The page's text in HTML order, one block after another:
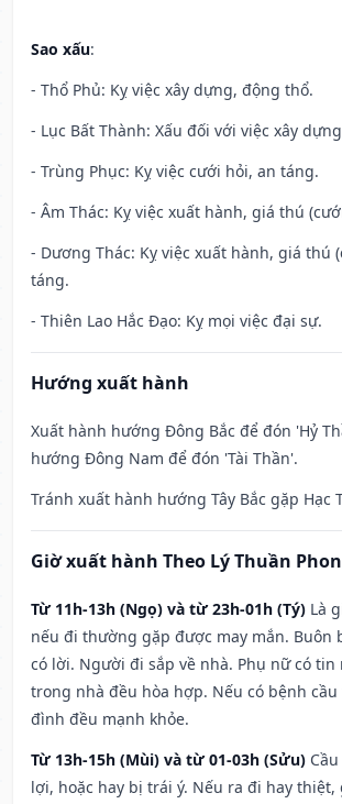
Sao xấu:
- Thổ Phủ: Kỵ việc xây dựng, động thổ.
- Lục Bất Thành: Xấu đối với việc xây
- Trùng Phục: Kỵ việc cưới hỏi, an táng.
- Âm Thác: Kỵ việc xuất hành, giá thú
- Dương Thác: Kỵ việc xuất hành, giá thú
táng.
- Thiên Lao Hắc Đạo: Kỵ mọi việc đại sự.
Hướng xuất hành
Xuất hành hướng Đông Bắc để đón 'Hỷ
hướng Đông Nam để đón 'Tài Thần'.
Tránh xuất hành hướng Tây Bắc gặp Hạc
Giờ xuất hành Theo Lý Thuần
Từ 11h-13h (Ngọ) và từ 23h-01h (Tý) Là
nếu đi thường gặp được may mắn. Buôn
có lời. Người đi sắp về nhà. Phụ nữ có tin
trong nhà đều hòa hợp. Nếu có bệnh
đình đều mạnh khỏe.
Từ 13h-15h (Mùi) và từ 01-03h (Sửu)
lợi, hoặc hay bị trái ý. Nếu ra đi hay thiệt,